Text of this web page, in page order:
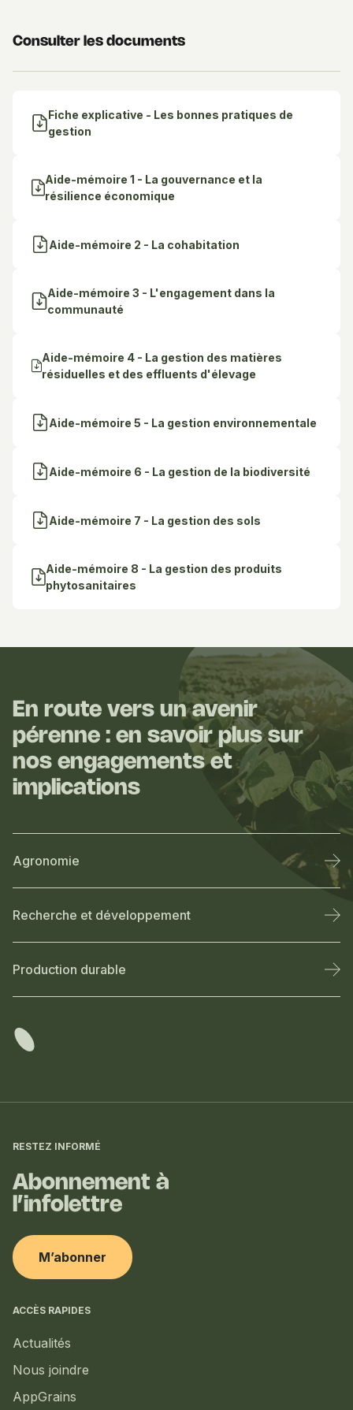
Consulter les documents
Fiche explicative - Les bonnes pratiques de
gestion
Aide-mémoire 1 - La gouvernance et la
résilience économique
Aide-mémoire 2 - La cohabitation
Aide-mémoire 3 - L'engagement dans la
communauté
Aide-mémoire 4 - La gestion des matières
résiduelles et des effluents d'élevage
Aide-mémoire 5 - La gestion environnementale
Aide-mémoire 6 - La gestion de la biodiversité
Aide-mémoire 7 - La gestion des sols
Aide-mémoire 8 - La gestion des produits
phytosanitaires
En route vers un avenir
pérenne : en savoir plus sur
nos engagements et
implications
Agronomie
Recherche et développement
Production durable
complémentaires
RESTEZ INFORMÉ
Abonnement à
l’infolettre
M’abonner
ACCÈS RAPIDES
Actualités
Nous joindre
AppGrains